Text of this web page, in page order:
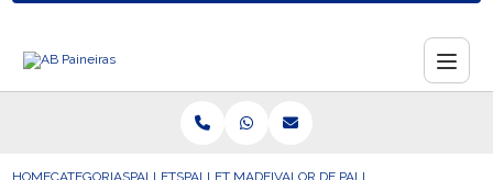
HOMECATEGORIASPALLETSPALLET MADEIRA PEQUENO
VALOR DE PALLET PBR